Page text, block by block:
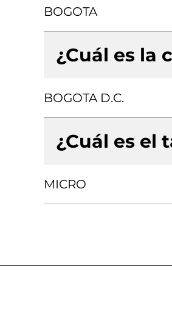
BOGOTA
¿Cuál es la
BOGOTA D.C.
¿Cuál es el
MICRO